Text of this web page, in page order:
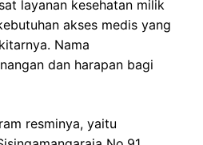
layanan kesehatan milik
akses medis yang
Nama
dan harapan bagi
resminya, yaitu